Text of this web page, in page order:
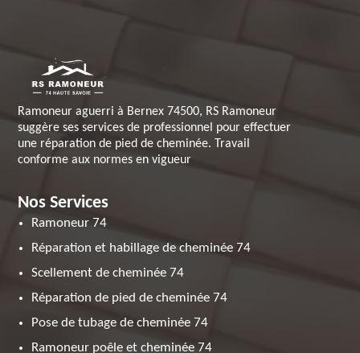
Ramoneur aguerri à Bernex 74500, RS Ramoneur
suggère ses services de professionnel pour effectuer
une réparation de pied de cheminée. Travail
conforme aux normes en vigueur
Nos Services
Ramoneur 74
Réparation et habillage de cheminée 74
Scellement de cheminée 74
Réparation de pied de cheminée 74
Pose de tubage de cheminée 74
Ramoneur poêle et cheminée 74